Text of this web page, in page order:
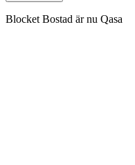
Blocket Bostad är nu Qasa